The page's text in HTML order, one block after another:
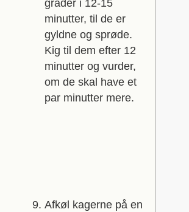
grader i 12-15
minutter, til de er
gyldne og sprøde.
Kig til dem efter 12
minutter og vurder,
om de skal have et
par minutter mere.
Afkøl kagerne på en